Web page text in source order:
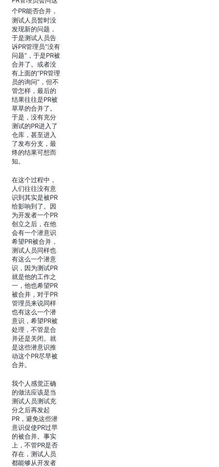
个PR能否合并 ，
测试人员暂时没
发现新的问题，
于是测试人员告
诉PR管理员“没有
问题”，于是PR被
合并了。或者没
有上面的“PR管理
员的询问”，但不
管怎样，最后的
结果往往是PR被
草草的合并了。
于是，没有充分
测试的PR进入了
仓库，甚至进入
了发布分支，最
终的结果可想而
知。
在这个过程中，
人们往往没有意
识到其实是被PR
给影响到了。因
为开发者一个PR
创立之后，在他
会有一个潜意识
希望PR被合并，
测试人员同样也
有这么一个潜意
识，因为测试PR
就是他的工作之
一，他也希望PR
被合并，对于PR
管理员来说同样
也有这么一个潜
意识，希望PR被
处理，不管是合
并还是关闭。就
是这些潜意识推
动这个PR尽早被
合并。
我个人感觉正确
的做法应该是当
测试人员测试充
分之后再发起
PR，避免这些潜
意识促使PR过早
的被合并。事实
上，不管PR是否
存在，测试人员
都能够从开发者